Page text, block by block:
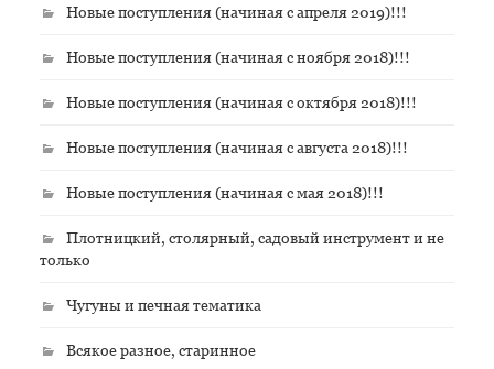
Новые поступления (начиная с апреля 2019)!!!
Новые поступления (начиная с ноября 2018)!!!
Новые поступления (начиная с октября 2018)!!!
Новые поступления (начиная с августа 2018)!!!
Новые поступления (начиная с мая 2018)!!!
Плотницкий, столярный, садовый инструмент и не
только
Чугуны и печная тематика
Всякое разное, старинное